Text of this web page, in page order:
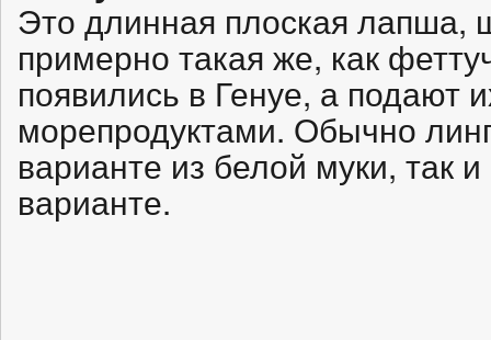
Это длинная плоская лапша,
примерно такая же, как
появились в Генуе, а подают
морепродуктами. Обычно
варианте из белой муки, так
варианте.